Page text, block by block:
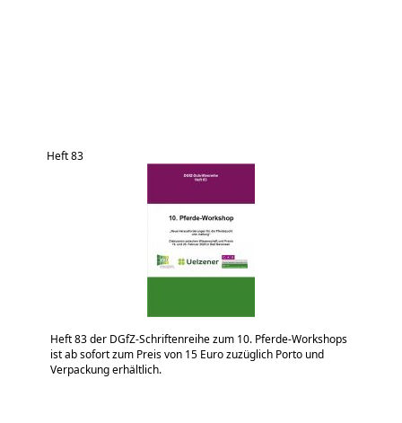
Heft 83
Heft 83 der DGfZ-Schriftenreihe zum 10. Pferde-Workshops
ist ab sofort zum Preis von 15 Euro zuzüglich Porto und
Verpackung erhältlich.